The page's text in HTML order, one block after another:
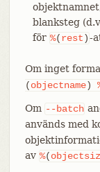
blanksteg
för %(rest)-
Om inget
(objectname)
Om --batch
används med
av %(